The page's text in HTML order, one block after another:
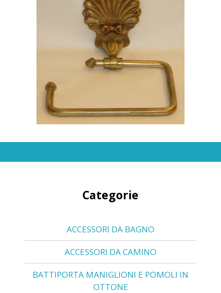
Categorie
ACCESSORI DA BAGNO
ACCESSORI DA CAMINO
BATTIPORTA MANIGLIONI E POMOLI IN
OTTONE